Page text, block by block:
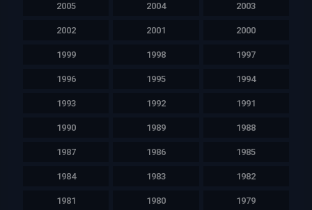
2005 2004 2003
2002 2001 2000
1999 1998 1997
1996 1995 1994
1993 1992 1991
1990 1989 1988
1987 1986 1985
1984 1983 1982
1981 1980 1979